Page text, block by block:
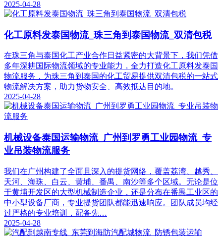
2025-04-28
化工原料发泰国物流_珠三角到泰国物流_双清包税
在珠三角与泰国化工产业合作日益紧密的大背景下，我们凭借
多年深耕国际物流领域的专业能力，全力打造化工原料发泰国
物流服务，为珠三角到泰国的化工贸易提供双清包税的一站式
物流解决方案，助力货物安全、高效抵达目的地。​
2025-04-28
机械设备泰国运输物流_广州到罗勇工业园物流_专
业吊装物流服务
我们在广州构建了全面且深入的提货网络，覆盖荔湾、越秀、
天河、海珠、白云、黄埔、番禺、南沙等多个区域。无论是位
于黄埔开发区的大型机械制造企业，还是分布在番禺工业区的
中小型设备厂商，专业提货团队都能迅速响应。团队成员均经
过严格的专业培训，配备先…
2025-04-28